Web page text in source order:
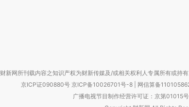
财新网所刊载内容之知识产权为财新传媒及/或相关权利人专属所有或持
京ICP证090880号 京ICP备10026701号-8 网信算备
广播电视节目制作经营许可证：京第01015号